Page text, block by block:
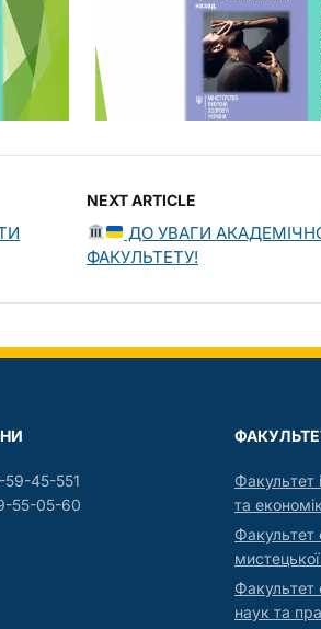
NEXT ARTICLE
ДО УВАГИ
ФАКУЛЬТЕТУ!
45-551
55-05-60
Факультет
та
Факультет
мистецької
Факультет
наук та